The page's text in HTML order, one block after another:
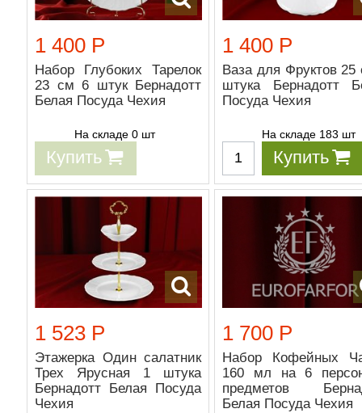
1 400 Р
Набор Глубоких Тарелок
23 см 6 штук Бернадотт
Белая Посуда Чехия
На складе 0 шт
Купить
1 400 Р
Ваза для Фруктов 25
штука Бернадотт
Посуда Чехия
На складе 183 шт
Купить
1 523 Р
Этажерка Один салатник
Трех Ярусная 1 штука
Бернадотт Белая Посуда
Чехия
1 700 Р
Набор Кофейных
160 мл на 6
предметов
Белая Посуда Чехия